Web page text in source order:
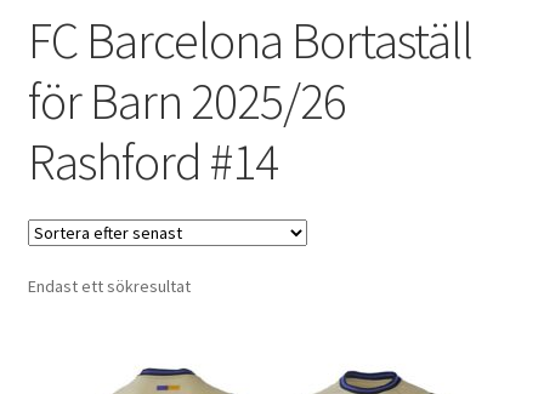
Kassa
Kontakta oss
FC Barcelona Bortaställ
för Barn 2025/26
Rashford #14
Endast ett sökresultat